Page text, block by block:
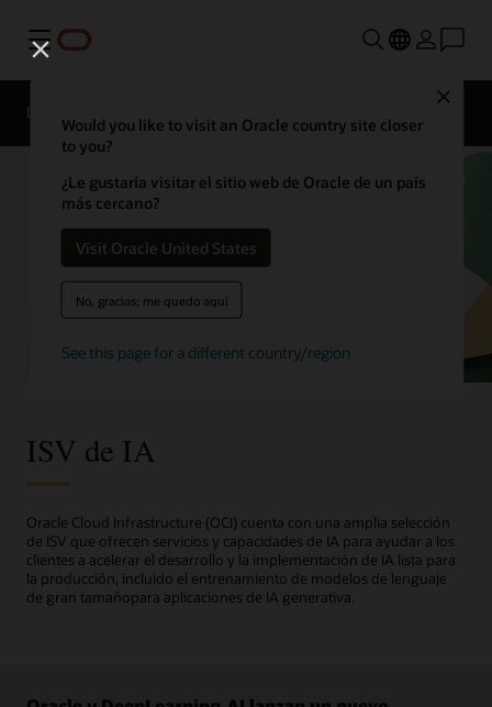
Menú
Would you like to visit an Oracle country site closer
to you?
¿Le gustaría visitar el sitio web de Oracle de un país
más cercano?
Visit Oracle United States
No, gracias; me quedo aquí
See this page for a different country/region
Descripción general
ISV de IA
Oracle Cloud Infrastructure (OCI) cuenta con una amplia selección
de ISV que ofrecen servicios y capacidades de IA para ayudar a los
clientes a acelerar el desarrollo y la implementación de IA lista para
la producción, incluido el entrenamiento de modelos de lenguaje
de gran tamañopara aplicaciones de IA generativa.